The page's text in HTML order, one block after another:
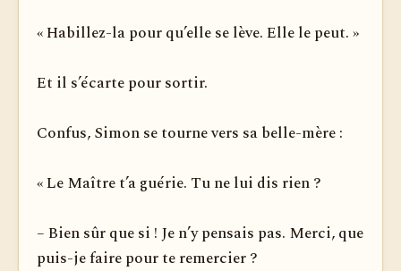
« Habillez-la pour qu’elle se lève. Elle le peut. »
Et il s’écarte pour sortir.
Confus, Simon se tourne vers sa belle-mère :
« Le Maître t’a guérie. Tu ne lui dis rien ?
– Bien sûr que si ! Je n’y pensais pas. Merci, que
puis-je faire pour te remercier ?